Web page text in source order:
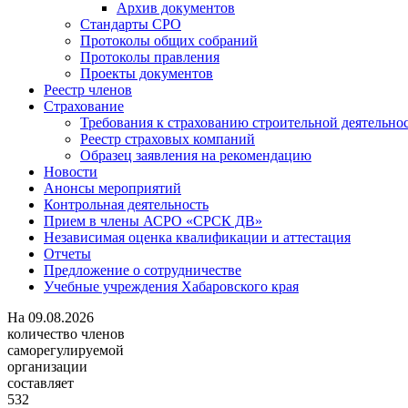
Архив документов
Стандарты СРО
Протоколы общих собраний
Протоколы правления
Проекты документов
Реестр членов
Страхование
Требования к страхованию строительной
Реестр страховых компаний
Образец заявления на рекомендацию
Новости
Анонсы мероприятий
Контрольная деятельность
Прием в члены АСРО «СРСК ДВ»
Независимая оценка квалификации и аттестация
Отчеты
Предложение о сотрудничестве
Учебные учреждения Хабаровского края
На 09.08.2026
количество членов
саморегулируемой
организации
составляет
532